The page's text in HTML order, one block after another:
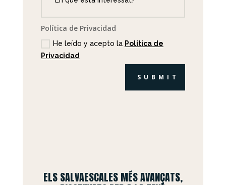
Política de Privacidad
He leído y acepto la Política de
Privacidad
SUBMIT
ELS SALVAESCALES MÉS AVANÇATS,